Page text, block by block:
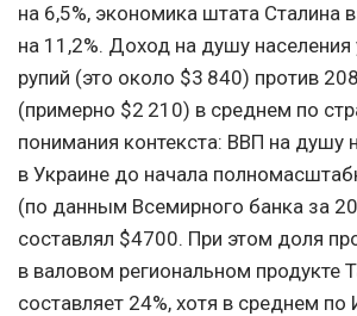
на 6,5%, экономика штата Сталина
на 11,2%. Доход на душу
рупий (это около $3 840) против
(примерно $2 210) в среднем по
понимания контекста: ВВП на душу
в Украине до начала
(по данным Всемирного банка за
составлял $4700. При этом доля
в валовом региональном продукте
составляет 24%, хотя в среднем